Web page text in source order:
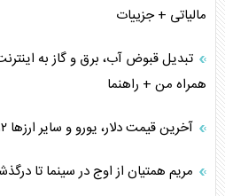
مالیاتی + جزییات
تبدیل قبوض آب، برق و گاز به
همراه من + راهنما
آخرین قیمت دلار، یورو و سایر ارز‌ها ۱۲ مرداد ۱۴۰۵ / جدول
مریم همتیان از اوج در سینما تا